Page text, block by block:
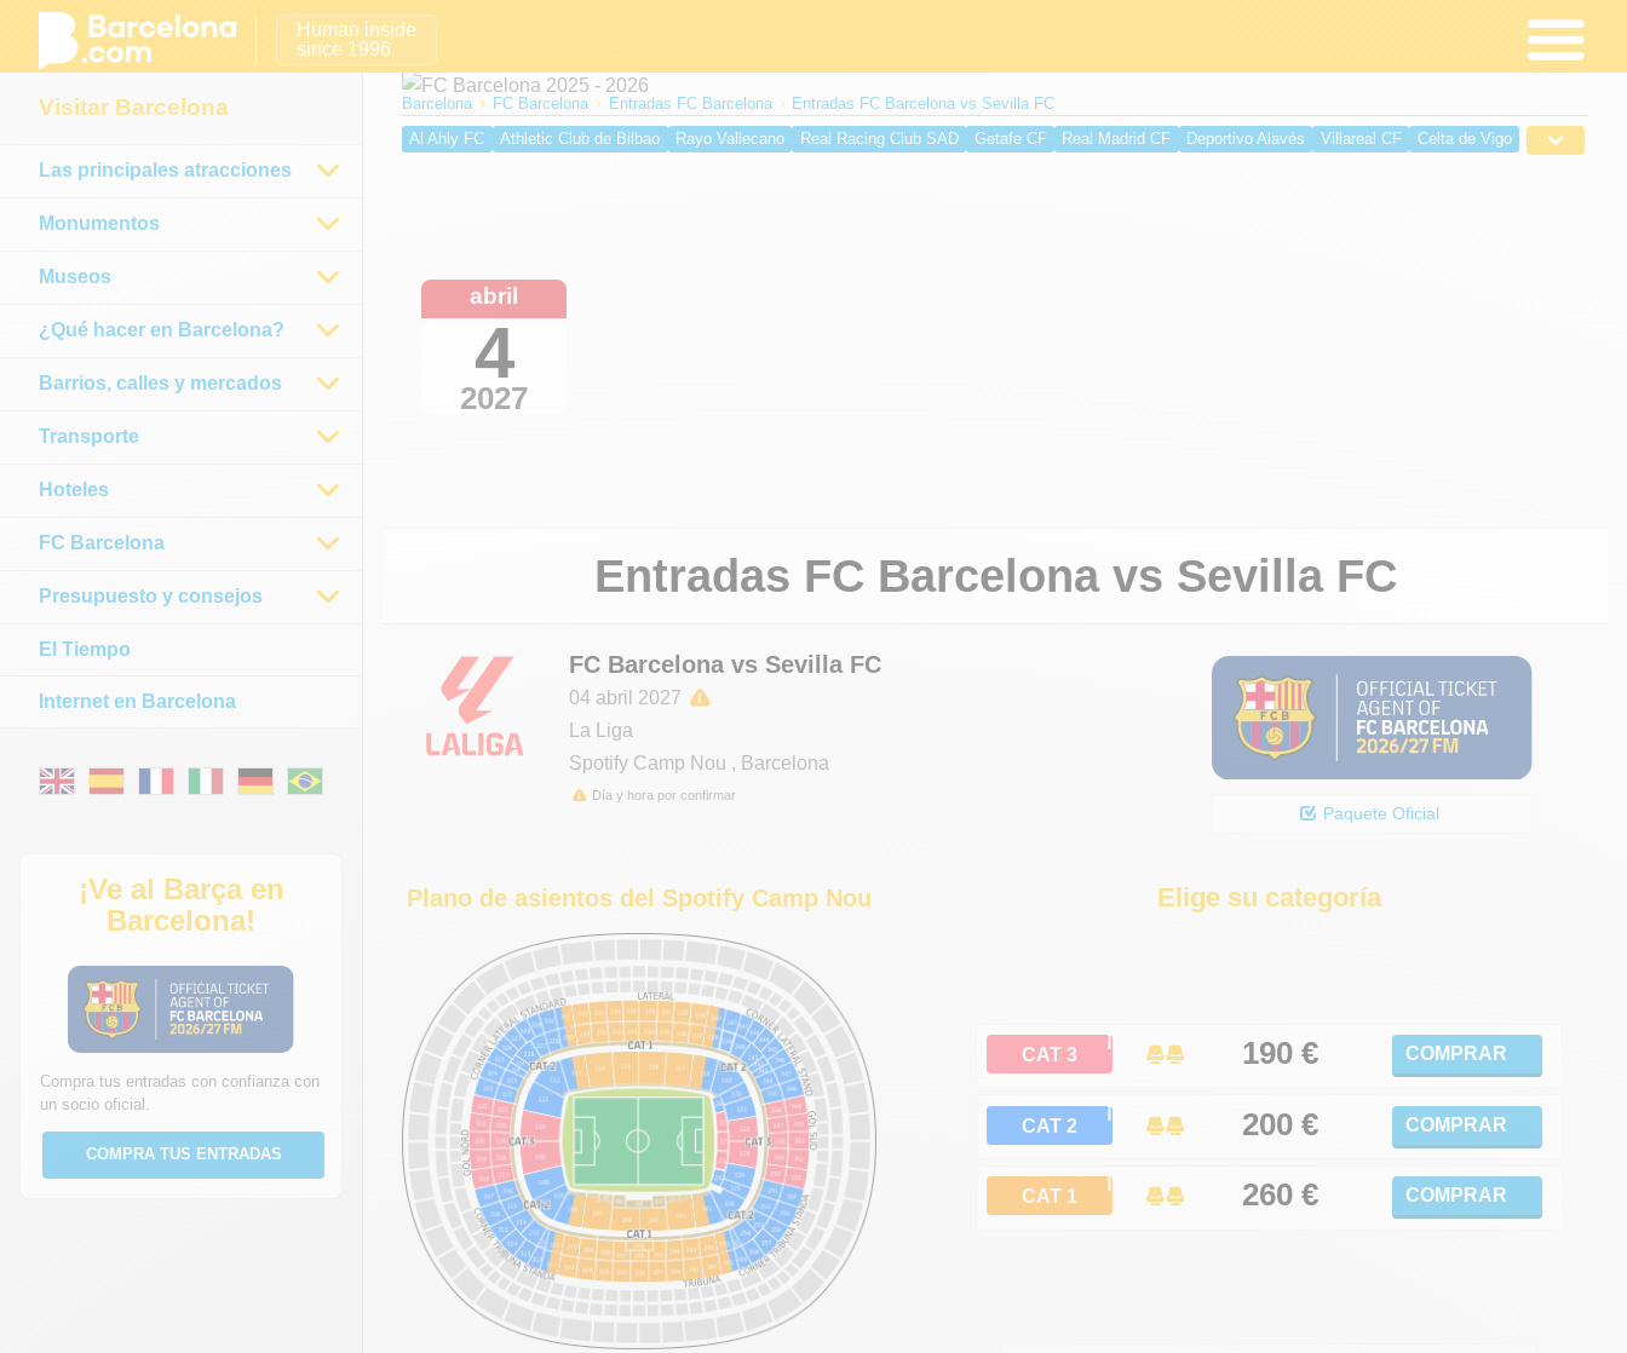
Human inside
since 1996
Barcelona FC Barcelona Entradas FC Barcelona
Entradas FC Barcelona vs Sevilla FC
Al Ahly FC
Athletic Club de Bilbao Rayo Vallecano Real Racing Club SAD Getafe CF Real Madrid CF Deportivo Alavés Villareal CF
Celta de Vigo
abril
4
2027
Entradas FC Barcelonavs Sevilla FC
FC Barcelona vs Sevilla FC
04 abril 2027
La Liga
Spotify Camp Nou , Barcelona
Día y hora por confirmar
Paquete Oficial
Plano de asientos del Spotify Camp Nou Elige su categoría
ℹ
CAT 3 190 € COMPRAR
ℹ
CAT 2 200 € COMPRAR
ℹ
CAT 1 260 € COMPRAR
Visitar Barcelona
Las principales atracciones
Monumentos
Museos
¿Qué hacer en Barcelona?
Barrios, calles y mercados
Transporte
Hoteles
FC Barcelona
Presupuesto y consejos
El Tiempo
Internet en Barcelona
¡Ve al Barça en
Barcelona!
Compra tus entradas con confianza con
un socio oficial.
COMPRA TUS ENTRADAS